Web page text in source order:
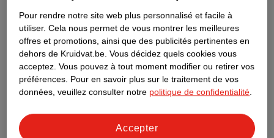
Informations relatives au produit
Informations figurant sur l'étiquette
Nature Impact Score
Rouge (-) = impact élevé sur
l’environnement. Vert (+) = faible
Pour rendre notre site web plus personnalisé et facile à
utiliser. Cela nous permet de vous montrer les meilleures
offres et promotions, ainsi que des publicités pertinentes en
dehors de Kruidvat.be. Vous décidez quels cookies vous
acceptez. Vous pouvez à tout moment modifier ou retirer vos
préférences. Pour en savoir plus sur le traitement de vos
données, veuillez consulter notre politique de confidentialité
Accepter